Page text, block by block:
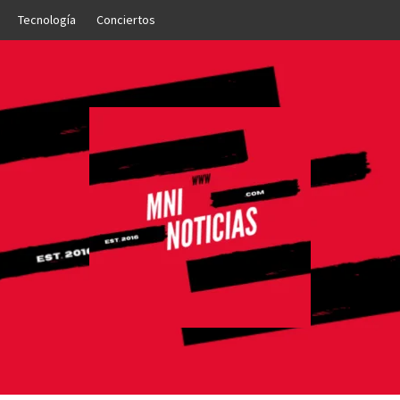
Tecnología Conciertos